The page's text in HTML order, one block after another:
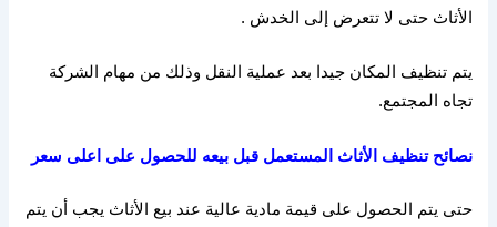
الأثاث حتى لا تتعرض إلى الخدش .
يتم تنظيف المكان جيدا بعد عملية النقل وذلك من مهام الشركة
تجاه المجتمع.
نصائح تنظيف الأثاث المستعمل قبل بيعه للحصول على اعلى سعر
حتى يتم الحصول على قيمة مادية عالية عند بيع الأثاث يجب أن يتم